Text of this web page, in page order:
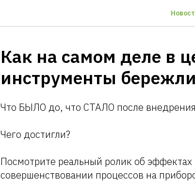
Как на самом деле в
инструменты
Что БЫЛО до, что СТАЛО после
Чего достигли?
Посмотрите реальный ролик об
совершенствовании процессов на